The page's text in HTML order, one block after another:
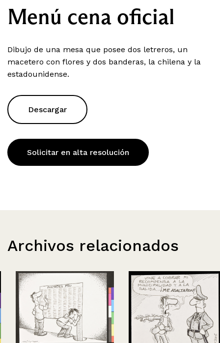
Menú cena oficial
Dibujo de una mesa que posee dos letreros, un
macetero con flores y dos banderas, la chilena y la
estadounidense.
Descargar
Solicitar en alta resolución
Archivos relacionados